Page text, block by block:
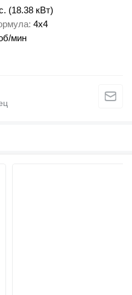
(18.38 кВт)
4x4
мин